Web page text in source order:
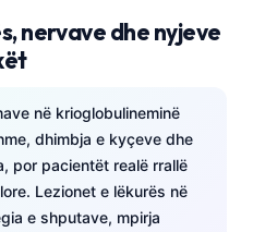
nervave dhe nyjeve
në krioglobulineminë
dhimbja e kyçeve dhe
por pacientët realë rrallë
Lezionet e lëkurës në
e shputave, mpirja